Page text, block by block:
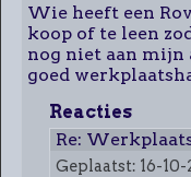
Wie heeft een
koop of te leen
nog niet aan mijn
goed
Reacties
Re:
Geplaatst: 16-10-